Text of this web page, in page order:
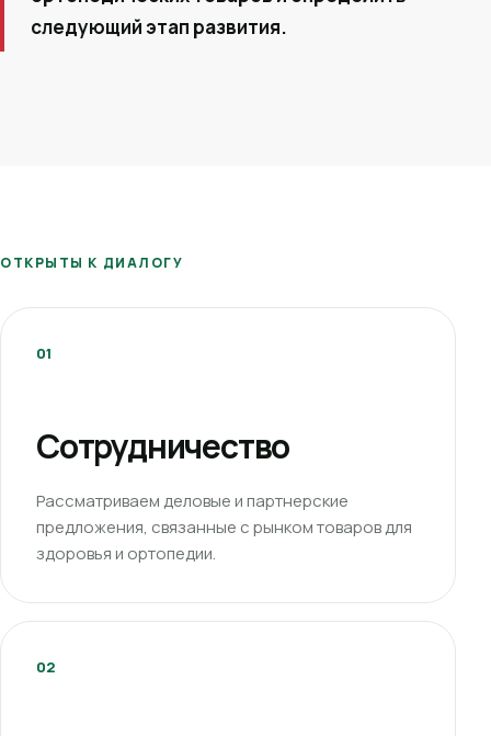
следующий этап развития.
ОТКРЫТЫ К ДИАЛОГУ
01
Сотрудничество
Рассматриваем деловые и партнерские
предложения, связанные с рынком товаров для
здоровья и ортопедии.
02